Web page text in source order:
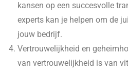
kansen op een succesvolle
experts kan je helpen om de
jouw bedrijf.
Vertrouwelijkheid en
van vertrouwelijkheid is van